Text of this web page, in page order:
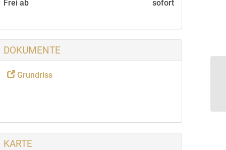
Frei ab
sofort
DOKUMENTE
Grundriss
KARTE